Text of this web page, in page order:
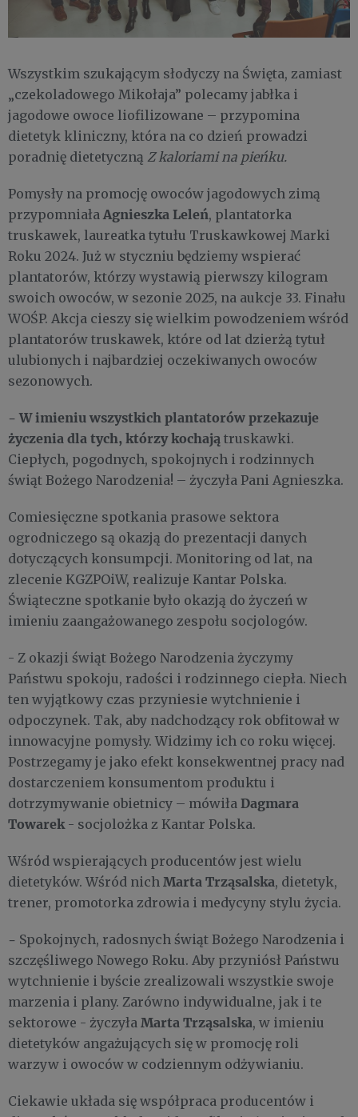
Wszystkim szukającym słodyczy na Święta, zamiast
„czekoladowego Mikołaja” polecamy jabłka i
jagodowe owoce liofilizowane – przypomina
dietetyk kliniczny, która na co dzień prowadzi
poradnię dietetyczną Z kaloriami na pieńku.
Pomysły na promocję owoców jagodowych zimą
przypomniała Agnieszka Leleń, plantatorka
truskawek, laureatka tytułu Truskawkowej Marki
Roku 2024. Już w styczniu będziemy wspierać
plantatorów, którzy wystawią pierwszy kilogram
swoich owoców, w sezonie 2025, na aukcje 33. Finału
WOŚP. Akcja cieszy się wielkim powodzeniem wśród
plantatorów truskawek, które od lat dzierżą tytuł
ulubionych i najbardziej oczekiwanych owoców
sezonowych.
- W imieniu wszystkich plantatorów przekazuje
życzenia dla tych, którzy kochają truskawki.
Ciepłych, pogodnych, spokojnych i rodzinnych
świąt Bożego Narodzenia! – życzyła Pani Agnieszka.
Comiesięczne spotkania prasowe sektora
ogrodniczego są okazją do prezentacji danych
dotyczących konsumpcji. Monitoring od lat, na
zlecenie KGZPOiW, realizuje Kantar Polska.
Świąteczne spotkanie było okazją do życzeń w
imieniu zaangażowanego zespołu socjologów.
- Z okazji świąt Bożego Narodzenia życzymy
Państwu spokoju, radości i rodzinnego ciepła. Niech
ten wyjątkowy czas przyniesie wytchnienie i
odpoczynek. Tak, aby nadchodzący rok obfitował w
innowacyjne pomysły. Widzimy ich co roku więcej.
Postrzegamy je jako efekt konsekwentnej pracy nad
dostarczeniem konsumentom produktu i
dotrzymywanie obietnicy – mówiła Dagmara
Towarek - socjolożka z Kantar Polska.
Wśród wspierających producentów jest wielu
dietetyków. Wśród nich Marta Trząsalska, dietetyk,
trener, promotorka zdrowia i medycyny stylu życia.
- Spokojnych, radosnych świąt Bożego Narodzenia i
szczęśliwego Nowego Roku. Aby przyniósł Państwu
wytchnienie i byście zrealizowali wszystkie swoje
marzenia i plany. Zarówno indywidualne, jak i te
sektorowe - życzyła Marta Trząsalska, w imieniu
dietetyków angażujących się w promocję roli
warzyw i owoców w codziennym odżywianiu.
Ciekawie układa się współpraca producentów i